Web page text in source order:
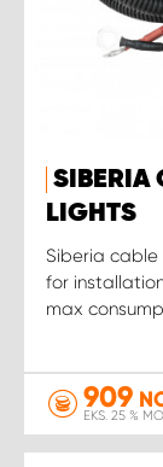
SIBERIA
LIGHTS
Siberia cable
for
max
909
EKS. 25 %